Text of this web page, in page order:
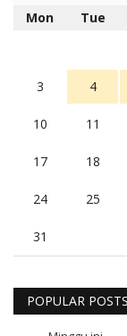
Mon Tue
3 4
10 11
17 18
24 25
31
POPULAR POSTS